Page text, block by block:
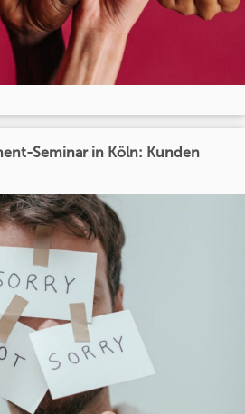
Seminar in Köln: Kunden